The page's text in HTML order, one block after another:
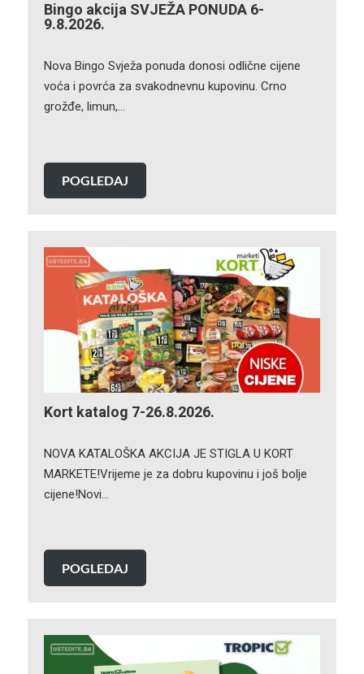
Bingo akcija SVJEŽA PONUDA 6-
9.8.2026.
Nova Bingo Svježa ponuda donosi odlične cijene
voća i povrća za svakodnevnu kupovinu. Crno
grožđe, limun,…
POGLEDAJ
Kort katalog 7-26.8.2026.
NOVA KATALOŠKA AKCIJA JE STIGLA U KORT
MARKETE!Vrijeme je za dobru kupovinu i još bolje
cijene!Novi…
POGLEDAJ